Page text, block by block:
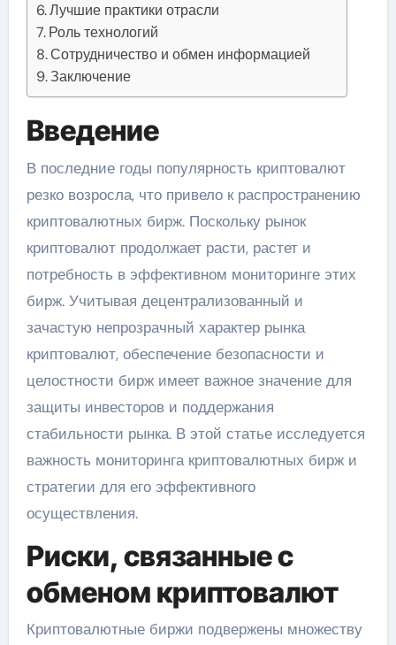
Лучшие практики отрасли
Роль технологий
Сотрудничество и обмен информацией
Заключение
Введение
В последние годы популярность криптовалют
резко возросла, что привело к распространению
криптовалютных бирж. Поскольку рынок
криптовалют продолжает расти, растет и
потребность в эффективном мониторинге этих
бирж. Учитывая децентрализованный и
зачастую непрозрачный характер рынка
криптовалют, обеспечение безопасности и
целостности бирж имеет важное значение для
защиты инвесторов и поддержания
стабильности рынка. В этой статье исследуется
важность мониторинга криптовалютных бирж и
стратегии для его эффективного
осуществления.
Риски, связанные с
обменом криптовалют
Криптовалютные биржи подвержены множеству